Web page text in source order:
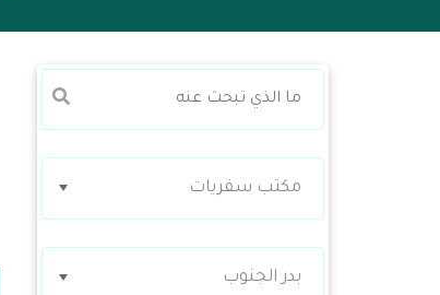
مكتب سفريات
بدر الجنوب